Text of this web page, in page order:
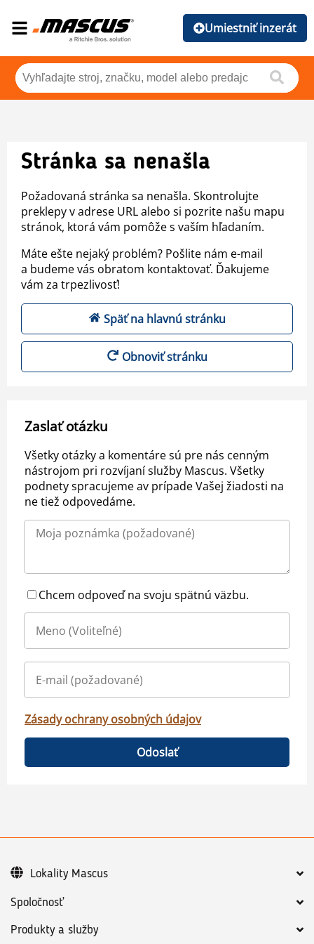
Umiestniť inzerát
Stránka sa nenašla
Požadovaná stránka sa nenašla. Skontrolujte
preklepy v adrese URL alebo si pozrite našu mapu
stránok, ktorá vám pomôže s vaším hľadaním.
Máte ešte nejaký problém? Pošlite nám e-mail
a budeme vás obratom kontaktovať. Ďakujeme
vám za trpezlivosť!
Späť na hlavnú stránku
Obnoviť stránku
Zaslať otázku
Všetky otázky a komentáre sú pre nás cenným
nástrojom pri rozvíjaní služby Mascus. Všetky
podnety spracujeme av prípade Vašej žiadosti na
ne tiež odpovedáme.
Chcem odpoveď na svoju spätnú väzbu.
Zásady ochrany osobných údajov
Odoslať
Spoločnosť
Produkty a služby
Lokality Mascus